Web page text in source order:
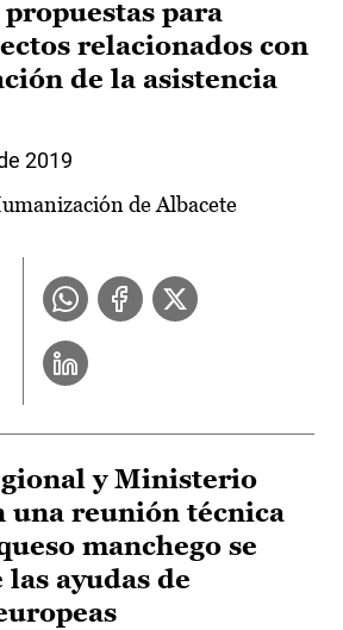
para
relacionados con
de la asistencia
2019
de Albacete
y Ministerio
una reunión técnica
manchego se
ayudas de